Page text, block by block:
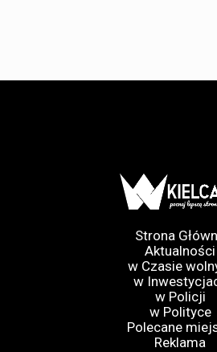
Strona
Aktualności
w Czasie
w
w Policji
w Polityce
Polecane
Reklama